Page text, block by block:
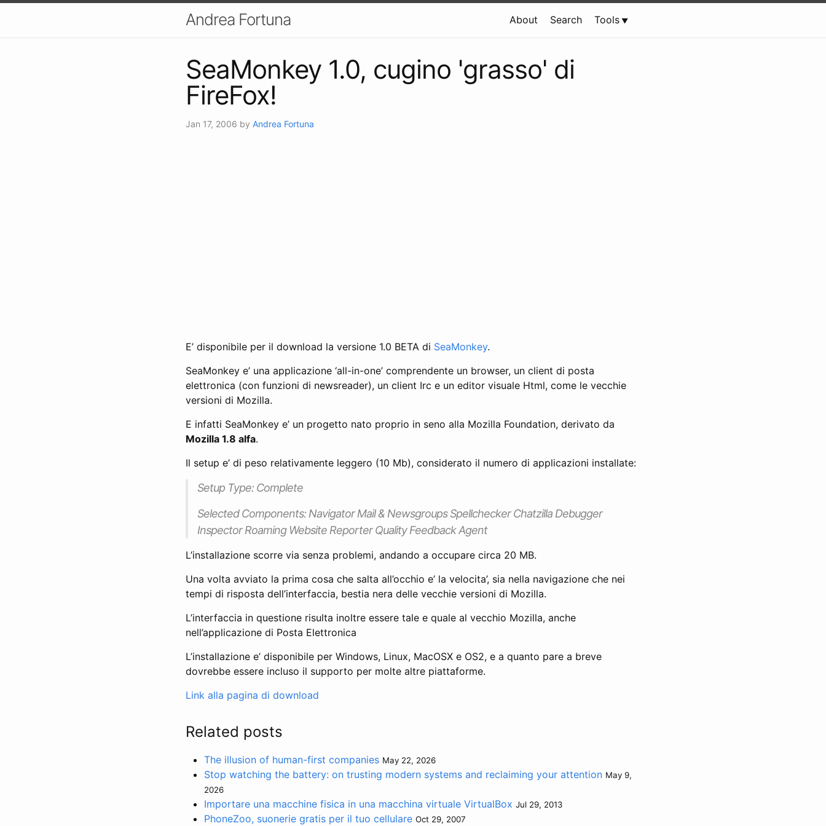
Andrea Fortuna About Search Tools
SeaMonkey 1.0, cugino 'grasso' di
FireFox!
Jan 17, 2006 by Andrea Fortuna
E’ disponibile per il download la versione 1.0 BETA di SeaMonkey.
SeaMonkey e’ una applicazione ‘all-in-one’ comprendente un browser, un client di posta
elettronica (con funzioni di newsreader), un client Irc e un editor visuale Html, come le vecchie
versioni di Mozilla.
E infatti SeaMonkey e’ un progetto nato proprio in seno alla Mozilla Foundation, derivato da
Mozilla 1.8 alfa.
Il setup e’ di peso relativamente leggero (10 Mb), considerato il numero di applicazioni installate:
Setup Type: Complete
Selected Components: Navigator Mail & Newsgroups Spellchecker Chatzilla Debugger
Inspector Roaming Website Reporter Quality Feedback Agent
L’installazione scorre via senza problemi, andando a occupare circa 20 MB.
Una volta avviato la prima cosa che salta all’occhio e’ la velocita’, sia nella navigazione che nei
tempi di risposta dell’interfaccia, bestia nera delle vecchie versioni di Mozilla.
L’interfaccia in questione risulta inoltre essere tale e quale al vecchio Mozilla, anche
nell’applicazione di Posta Elettronica
L’installazione e’ disponibile per Windows, Linux, MacOSX e OS2, e a quanto pare a breve
dovrebbe essere incluso il supporto per molte altre piattaforme.
Link alla pagina di download
Related posts
The illusion of human-first companies May 22, 2026
Stop watching the battery: on trusting modern systems and reclaiming your attention May 9,
2026
Importare una macchine fisica in una macchina virtuale VirtualBox Jul 29, 2013
PhoneZoo, suonerie gratis per il tuo cellulare Oct 29, 2007